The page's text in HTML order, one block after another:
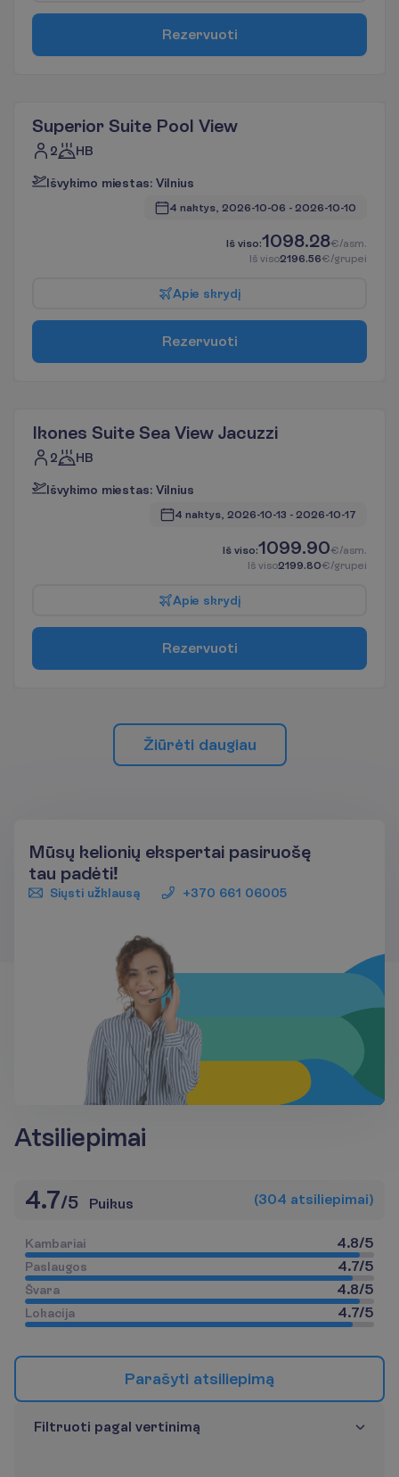
Rezervuoti
Superior Suite Pool View
2 HB
Išvykimo miestas: Vilnius
4 naktys, 2026-10-06 - 2026-10-10
Iš viso:1098.28€/asm.
Iš viso2196.56€/grupei
Apie skrydį
Rezervuoti
Ikones Suite Sea View Jacuzzi
2 HB
Išvykimo miestas: Vilnius
4 naktys, 2026-10-13 - 2026-10-17
Iš viso:1099.90€/asm.
Iš viso2199.80€/grupei
Apie skrydį
Rezervuoti
Žiūrėti daugiau
Mūsų kelionių ekspertai pasiruošę
tau padėti!
Siųsti užklausą +370 661 06005
Atsiliepimai
4.7/5 Puikus (304 atsiliepimai)
Kambariai 4.8/5
Paslaugos 4.7/5
Švara 4.8/5
L okacija 4.7/5
Parašyti atsiliepimą
Filtruoti pagal vertinimą